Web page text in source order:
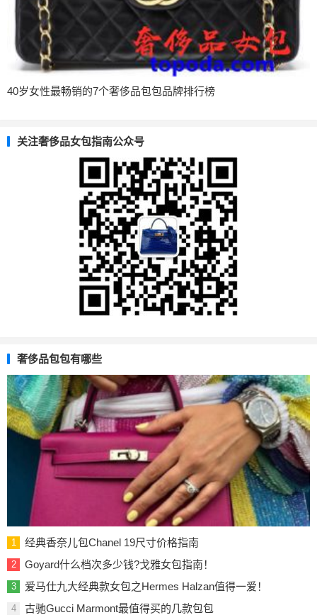
40岁女性最畅销的7个奢侈品包包品牌排行榜
关注奢侈品女包指南公众号
奢侈品包包有哪些
1 经典香奈儿包Chanel 19尺寸价格指南
2 Goyard什么档次多少钱?戈雅女包指南！
3 爱马仕九大经典款女包之Hermes Halzan值得一爱！
4 古驰Gucci Marmont最值得买的几款包包